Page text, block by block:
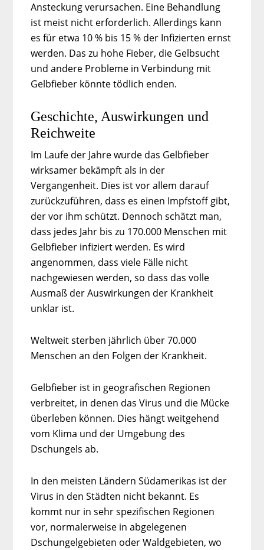
Ansteckung verursachen. Eine Behandlung
ist meist nicht erforderlich. Allerdings kann
es für etwa 10 % bis 15 % der Infizierten ernst
werden. Das zu hohe Fieber, die Gelbsucht
und andere Probleme in Verbindung mit
Gelbfieber könnte tödlich enden.
Geschichte, Auswirkungen und
Reichweite
Im Laufe der Jahre wurde das Gelbfieber
wirksamer bekämpft als in der
Vergangenheit. Dies ist vor allem darauf
zurückzuführen, dass es einen Impfstoff gibt,
der vor ihm schützt. Dennoch schätzt man,
dass jedes Jahr bis zu 170.000 Menschen mit
Gelbfieber infiziert werden. Es wird
angenommen, dass viele Fälle nicht
nachgewiesen werden, so dass das volle
Ausmaß der Auswirkungen der Krankheit
unklar ist.
Weltweit sterben jährlich über 70.000
Menschen an den Folgen der Krankheit.
Gelbfieber ist in geografischen Regionen
verbreitet, in denen das Virus und die Mücke
überleben können. Dies hängt weitgehend
vom Klima und der Umgebung des
Dschungels ab.
In den meisten Ländern Südamerikas ist der
Virus in den Städten nicht bekannt. Es
kommt nur in sehr spezifischen Regionen
vor, normalerweise in abgelegenen
Dschungelgebieten oder Waldgebieten, wo